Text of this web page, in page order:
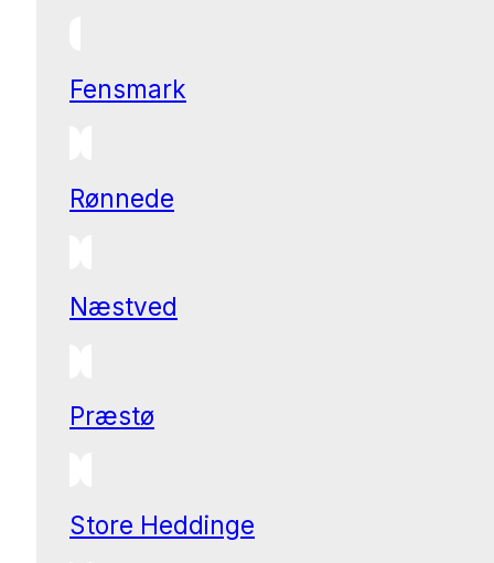
Fensmark
Rønnede
Næstved
Præstø
Store Heddinge